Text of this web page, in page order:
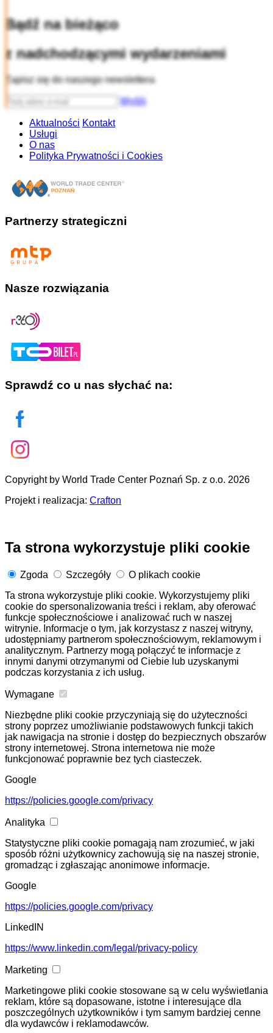
Bądź na bieżąco
z nadchodzącymi wydarzeniami
Zapisz się do naszego newslettera
Wyślij
Aktualności Kontakt
Usługi
O nas
Polityka Prywatności i Cookies
Partnerzy strategiczni
Nasze rozwiązania
Sprawdź co u nas słychać na:
Copyright by World Trade Center Poznań Sp. z o.o. 2026
Projekt i realizacja: Crafton
Ta strona wykorzystuje pliki cookie
Zgoda Szczegóły
O plikach cookie
Ta strona wykorzystuje pliki cookie. Wykorzystujemy pliki
cookie do spersonalizowania treści i reklam, aby oferować
funkcje społecznościowe i analizować ruch w naszej
witrynie. Informacje o tym, jak korzystasz z naszej witryny,
udostępniamy partnerom społecznościowym, reklamowym i
analitycznym. Partnerzy mogą połączyć te informacje z
innymi danymi otrzymanymi od Ciebie lub uzyskanymi
podczas korzystania z ich usług.
Wymagane
Niezbędne pliki cookie przyczyniają się do użyteczności
strony poprzez umożliwianie podstawowych funkcji takich
jak nawigacja na stronie i dostęp do bezpiecznych obszarów
strony internetowej. Strona internetowa nie może
funkcjonować poprawnie bez tych ciasteczek.
Google
https://policies.google.com/privacy
Analityka
Statystyczne pliki cookie pomagają nam zrozumieć, w jaki
sposób różni użytkownicy zachowują się na naszej stronie,
gromadząc i zgłaszając anonimowe informacje.
Google
https://policies.google.com/privacy
LinkedIN
https://www.linkedin.com/legal/privacy-policy
Marketing
Marketingowe pliki cookie stosowane są w celu wyświetlania
reklam, które są dopasowane, istotne i interesujące dla
poszczególnych użytkowników i tym samym bardziej cenne
dla wydawców i reklamodawców.